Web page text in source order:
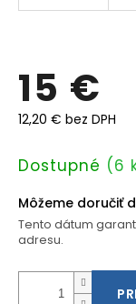
15 €
12,20 € bez DPH
Jednotková
Dostupné (6
Môžeme doručiť
Tento dátum
adresu.